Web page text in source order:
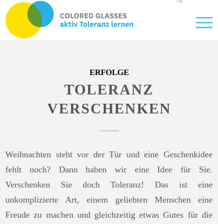
ERFOLGE
TOLERANZ
VERSCHENKEN
Weihnachten steht vor der Tür und eine Geschenkidee
fehlt noch? Dann haben wir eine Idee für Sie.
Verschenken Sie doch Toleranz! Das ist eine
unkomplizierte Art, einem geliebten Menschen eine
Freude zu machen und gleichzeitig etwas Gutes für die